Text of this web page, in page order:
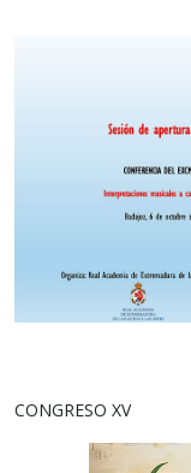
CONGRESO XV